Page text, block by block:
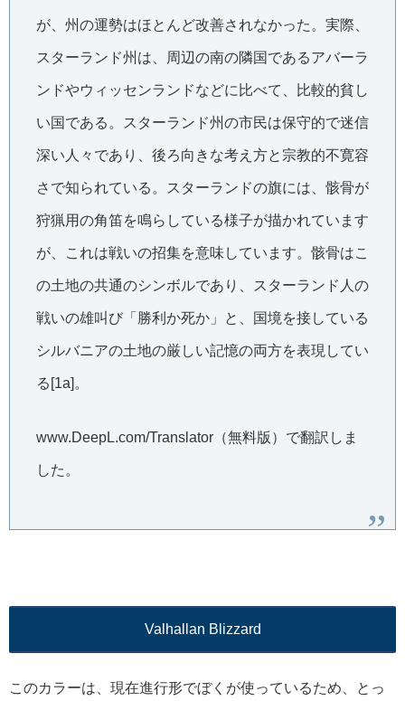
が、州の運勢はほとんど改善されなかった。実際、
スターランド州は、周辺の南の隣国であるアバーラ
ンドやウィッセンランドなどに比べて、比較的貧し
い国である。スターランド州の市民は保守的で迷信
深い人々であり、後ろ向きな考え方と宗教的不寛容
さで知られている。スターランドの旗には、骸骨が
狩猟用の角笛を鳴らしている様子が描かれています
が、これは戦いの招集を意味しています。骸骨はこ
の土地の共通のシンボルであり、スターランド人の
戦いの雄叫び「勝利か死か」と、国境を接している
シルバニアの土地の厳しい記憶の両方を表現してい
る[1a]。
www.DeepL.com/Translator（無料版）で翻訳しま
した。
Valhallan Blizzard
このカラーは、現在進行形でぼくが使っているため、とっ